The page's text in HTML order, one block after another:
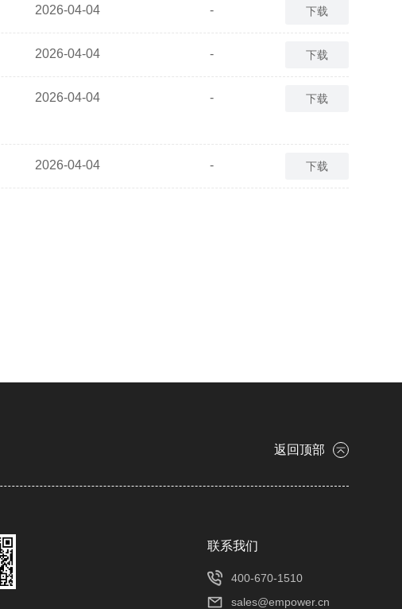
2026-04-04 - 下载
2026-04-04 - 下载
2026-04-04 - 下载
2026-04-04 - 下载
返回顶部
​联系我们
400-670-1510
sales@empower.cn